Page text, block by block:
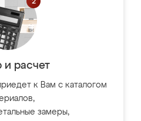
и расчет
к Вам с каталогом
замеры,